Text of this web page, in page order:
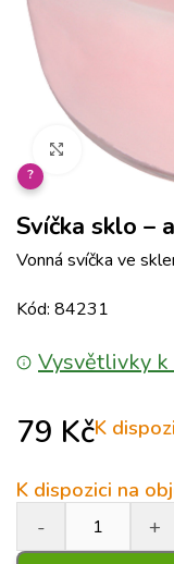
Klikněte pro
?
Svíčka sklo –
Vonná svíčka ve
Kód: 84231
Vysvětlivky
79 KčK
K dispozici na